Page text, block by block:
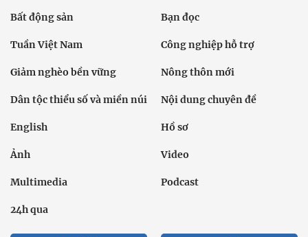
Bất động sản Bạn đọc
Tuần Việt Nam Công nghiệp hỗ trợ
Giảm nghèo bền vững Nông thôn mới
Dân tộc thiểu số và miền núi Nội dung chuyên đề
English Hồ sơ
Ảnh Video
Multimedia Podcast
24h qua